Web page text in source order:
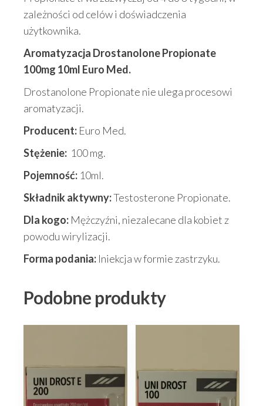
zależności od celów i doświadczenia
użytkownika.
Aromatyzacja Drostanolone Propionate
100mg 10ml Euro Med.
Drostanolone Propionate nie ulega procesowi
aromatyzacji.
Producent: Euro Med.
Stężenie: 100 mg.
Pojemność: 10ml.
Składnik aktywny:Testosterone Propionate.
Dla kogo: Mężczyźni, niezalecane dla kobiet z
powodu wirylizacji.
Forma podania: Iniekcja w formie zastrzyku.
Podobne produkty